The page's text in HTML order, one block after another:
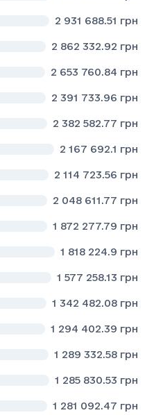
2 931 688.51 грн
2 862 332.92 грн
2 653 760.84 грн
2 391 733.96 грн
2 382 582.77 грн
2 167 692.1 грн
2 114 723.56 грн
2 048 611.77 грн
1 872 277.79 грн
1 818 224.9 грн
1 577 258.13 грн
1 342 482.08 грн
1 294 402.39 грн
1 289 332.58 грн
1 285 830.53 грн
1 281 092.47 грн